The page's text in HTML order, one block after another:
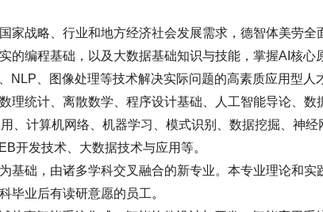
家战略、行业和地方经济社会发展需求，德智体美劳全
的编程基础，以及大数据基础知识与技能，掌握AI 核心
NLP 、图像处理等技术解决实际问题的高素质应用型人
理统计、离散数学、程序设计基础、人工智能导论、数
、计算机网络、机器学习、模式识别、数据挖掘、神经
开发技术、大数据技术与应用等。
基础，由诸多学科交叉融合的新专业。本专业理论和实
毕业后有读研意愿的员工 。